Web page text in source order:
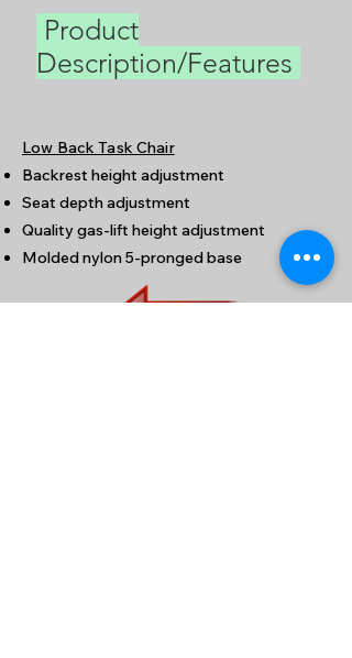
Product
Description/Features
Low Back Task Chair
Backrest height adjustment
Seat depth adjustment
Quality gas-lift height adjustment
Molded nylon 5-pronged base